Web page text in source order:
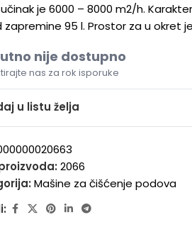
je 6000 – 8000 m2/h.
95 l. Prostor za u okret
nije dostupno
nas za rok isporuke
u listu želja
2066
Mašine za čišćenje podova